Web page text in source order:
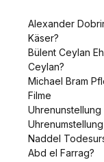
Alexander
Käser?
Bülent Ceylan
Ceylan?
Michael Bram
Filme
Uhrenumstellung
Naddel
Abd el Farrag?